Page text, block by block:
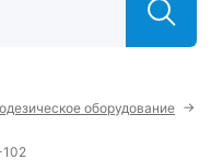
оборудование →
102